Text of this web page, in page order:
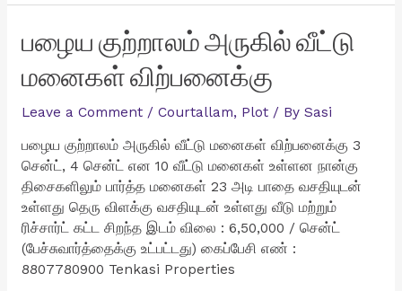
வீட்டு
மனைகள்
பழைய குற்றாலம் அருகில் வீட்டு
மனைகள் விற்பனைக்கு
Leave a Comment / Courtallam, Plot/ By Sasi
பழைய குற்றாலம் அருகில் வீட்டு மனைகள் விற்பனைக்கு 3
சென்ட், 4 சென்ட் என 10 வீட்டு மனைகள் உள்ளன நான்கு
திசைகளிலும் பார்த்த மனைகள் 23 அடி பாதை வசதியுடன்
உள்ளது தெரு விளக்கு வசதியுடன் உள்ளது வீடு மற்றும்
ரிச்சார்ட் கட்ட சிறந்த இடம் விலை : 6,50,000 / சென்ட்
(பேச்சுவார்த்தைக்கு உட்பட்டது) கைப்பேசி எண் :
8807780900 Tenkasi Properties